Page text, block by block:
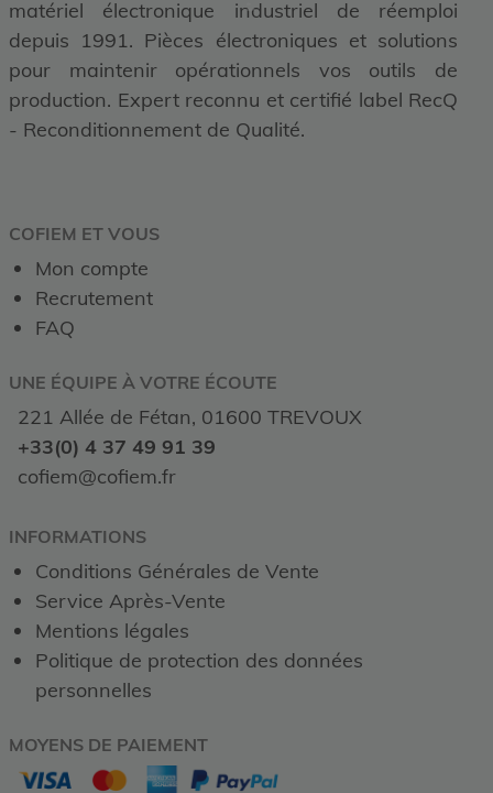
droits.
matériel électronique industriel de réemploi
depuis 1991. Pièces électroniques et solutions
pour maintenir opérationnels vos outils de
production. Expert reconnu et certifié label RecQ
- Reconditionnement de Qualité.
COFIEM ET VOUS
Mon compte
Recrutement
FAQ
UNE ÉQUIPE À VOTRE ÉCOUTE
221 Allée de Fétan, 01600 TREVOUX
+33(0) 4 37 49 91 39
cofiem@cofiem.fr
INFORMATIONS
Conditions Générales de Vente
Service Après-Vente
Mentions légales
Politique de protection des données
personnelles
MOYENS DE PAIEMENT